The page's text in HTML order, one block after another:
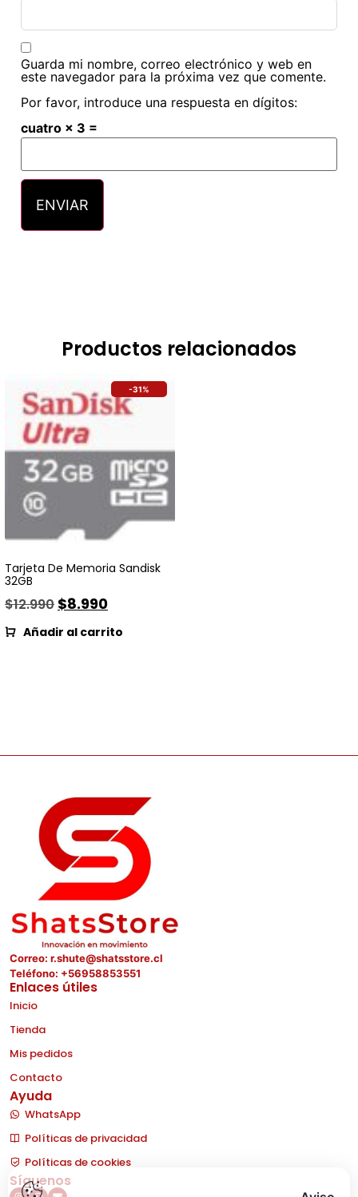
Guarda mi nombre, correo electrónico y web en
este navegador para la próxima vez que comente.
Por favor, introduce una respuesta en dígitos:
cuatro × 3 =
Productos relacionados
-31%
Tarjeta De Memoria Sandisk
32GB
$12.990 $8.990
Añadir al carrito
Correo: r.shute@shatsstore.cl
Teléfono: +56958853551
Enlaces útiles
Inicio
Tienda
Mis pedidos
Contacto
Ayuda
WhatsApp
Políticas de privacidad
Políticas de cookies
Síguenos